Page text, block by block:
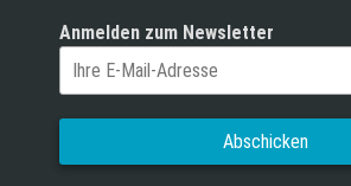
Anmelden zum Newsletter